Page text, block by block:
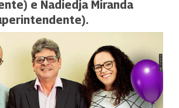
e Nadiedja Miranda